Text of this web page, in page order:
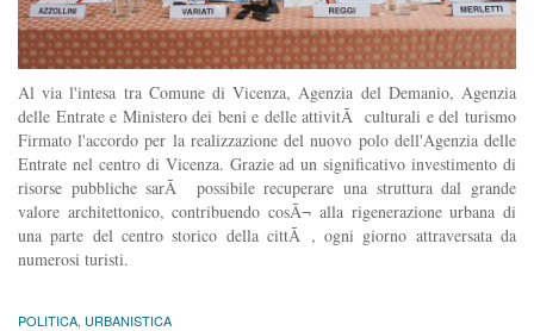
Al via l'intesa tra Comune di Vicenza, Agenzia del Demanio, Agenzia
delle Entrate e Ministero dei beni e delle attivitÃ culturali e del turismo
Firmato l'accordo per la realizzazione del nuovo polo dell'Agenzia delle
Entrate nel centro di Vicenza. Grazie ad un significativo investimento di
risorse pubbliche sarÃ possibile recuperare una struttura dal grande
valore architettonico, contribuendo cosÃ¬ alla rigenerazione urbana di
una parte del centro storico della cittÃ , ogni giorno attraversata da
numerosi turisti.
POLITICA URBANISTICA